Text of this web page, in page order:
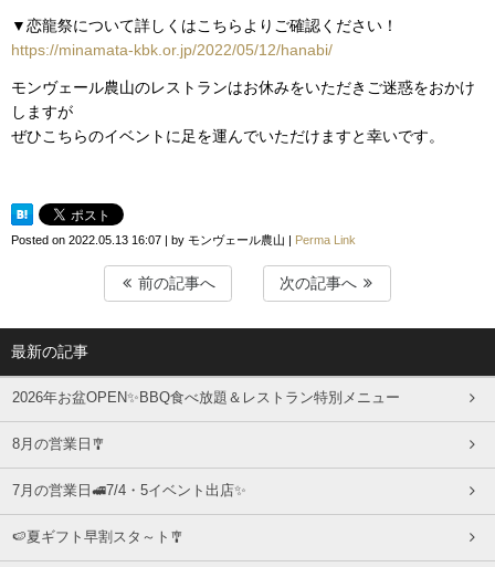
▼恋龍祭について詳しくはこちらよりご確認ください！
https://minamata-kbk.or.jp/2022/05/12/hanabi/
モンヴェール農山のレストランはお休みをいただきご迷惑をおかけ
しますが
ぜひこちらのイベントに足を運んでいただけますと幸いです。
Posted on 2022.05.13 16:07 | by モンヴェール農山 | Perma Link
前の記事へ 次の記事へ
最新の記事
2026年お盆OPEN✨BBQ食べ放題＆レストラン特別メニュー
8月の営業日🎐
7月の営業日🚅7/4・5イベント出店✨
🍉夏ギフト早割スタ～ト🎐